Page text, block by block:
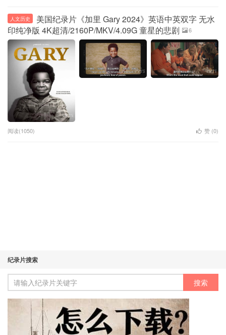
人文历史
美国纪录片《加里 Gary 2024》英语中英双字 无水
印纯净版 4K超清/2160P/MKV/4.09G 童星的悲剧
6
阅读(1050) 赞 (0)
纪录片搜索